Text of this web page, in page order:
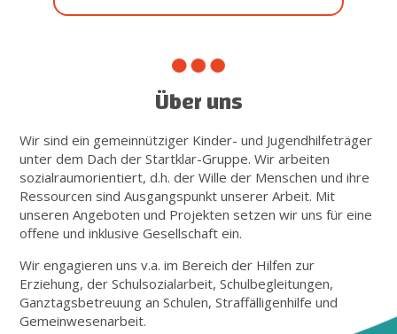
Über uns
Wir sind ein gemeinnütziger Kinder- und Jugendhilfeträger
unter dem Dach der Startklar-Gruppe. Wir arbeiten
sozialraumorientiert, d.h. der Wille der Menschen und ihre
Ressourcen sind Ausgangspunkt unserer Arbeit. Mit
unseren Angeboten und Projekten setzen wir uns für eine
offene und inklusive Gesellschaft ein.
Wir engagieren uns v.a. im Bereich der Hilfen zur
Erziehung, der Schulsozialarbeit, Schulbegleitungen,
Ganztagsbetreuung an Schulen, Straffälligenhilfe und
Gemeinwesenarbeit.